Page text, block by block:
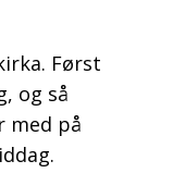
Først
og så
med på